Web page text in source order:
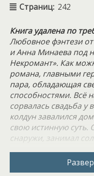
Страниц: 242
Книга удалена по
Любовное фэнтези
и Анна Минаева под
Некромант». Как
романа, главными
пара, обладающая
способностями. Всё
сорвалась свадьба у
колдун завалился
свою истинную суть.
снаружи, занимал
такого женишка
бабкой, главой